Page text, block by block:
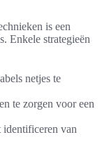
is een
Enkele strategieën
netjes te
te zorgen voor een
identificeren van